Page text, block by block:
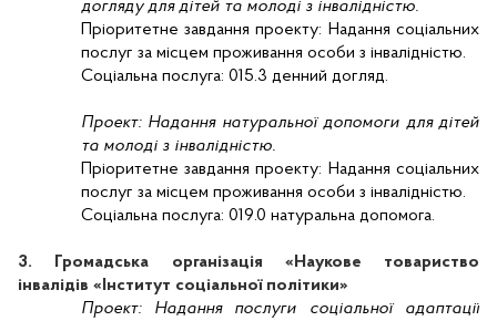
догляду для дітей та молоді з інвалідністю.
Пріоритетне завдання проекту: Надання соціальних
послуг за місцем проживання особи з інвалідністю.
Соціальна послуга: 015.3 денний догляд.
Проект: Надання натуральної допомоги для дітей
та молоді з інвалідністю.
Пріоритетне завдання проекту: Надання соціальних
послуг за місцем проживання особи з інвалідністю.
Соціальна послуга: 019.0 натуральна допомога.
3. Громадська організація «Наукове товариство
інвалідів «Інститут соціальної політики»
Проект: Надання послуги соціальної адаптації